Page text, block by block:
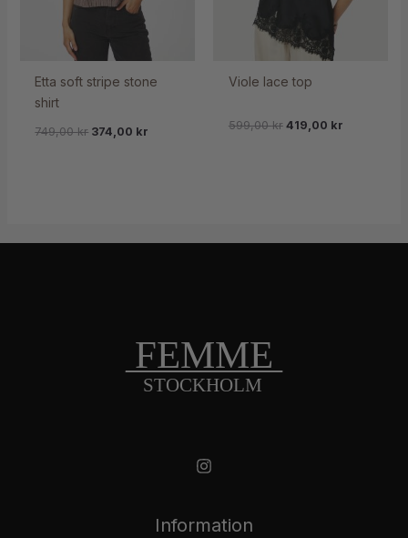
Etta soft stripe stone
shirt
749,00kr 374,00 kr
Viole lace top
599,00kr 419,00 kr
Information